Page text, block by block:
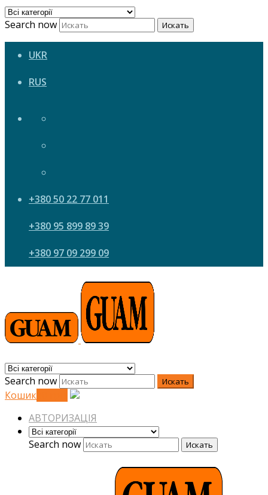
Search now Искать
UKR
RUS
+380 50 22 77 011
+380 95 899 89 39
+380 97 09 299 09
Search now Искать
Кошик
АВТОРИЗАЦІЯ
Search now
Искать